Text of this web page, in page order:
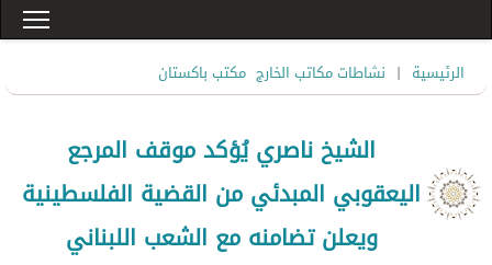
الرئيسية | نشاطات مكاتب الخارج مكتب باكستان
الشيخ ناصري يُؤكد موقف المرجع
اليعقوبي المبدئي من القضية الفلسطينية
ويعلن تضامنه مع الشعب اللبناني